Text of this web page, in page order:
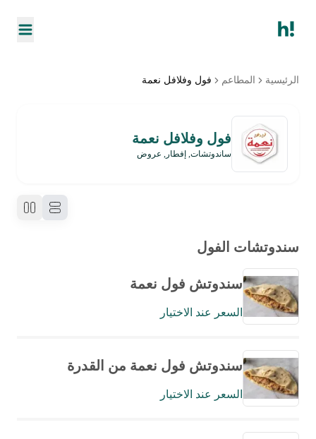
الرئيسية المطاعم فول وفلافل نعمة
فول وفلافل نعمة
ساندوتشات, إفطار, عروض
سندوتشات الفول
سندوتش فول نعمة
السعر عند الاختيار
سندوتش فول نعمة من القدرة
السعر عند الاختيار